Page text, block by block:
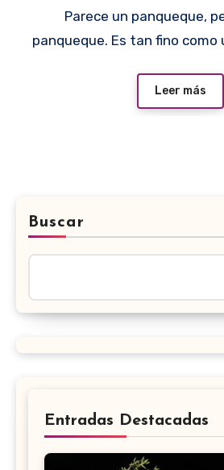
Parece un panqueque, pero no es un
panqueque. Es tan fino como
Leer más
Buscar
Entradas Destacadas